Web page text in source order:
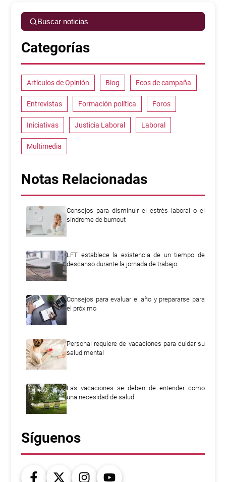
Buscar noticias
Categorías
Artículos de Opinión Blog Ecos de campaña
Entrevistas Formación política Foros
Iniciativas Justicia Laboral Laboral
Multimedia
Notas Relacionadas
Consejos para disminuir el estrés laboral o el
síndrome de burnout
LFT establece la existencia de un tiempo de
descanso durante la jornada de trabajo
Consejos para evaluar el año y prepararse para
el próximo
Personal requiere de vacaciones para cuidar su
salud mental
Las vacaciones se deben de entender como
una necesidad de salud
Síguenos